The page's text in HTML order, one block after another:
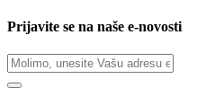
Prijavite se na naše e-novosti